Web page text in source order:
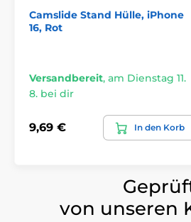
Robustes und ausreichend
Schutz des Telefons beim Fallen
Perfekte Passform am Telefon
sind bequem zugänglich
Bester Schutz des Telefons
Geeignet auch für drahtloses
Umweltfreundliche Verpackung
Recyclingpapier
Camslide Stand Hülle, iPhone
16, Rot
Versandbereit, am Dienstag 11.
8. bei dir
9,69 € In den Korb
von unseren